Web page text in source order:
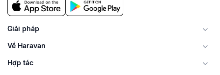
Giải pháp
Về Haravan
Hợp tác